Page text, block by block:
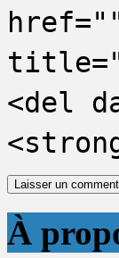
<del
À